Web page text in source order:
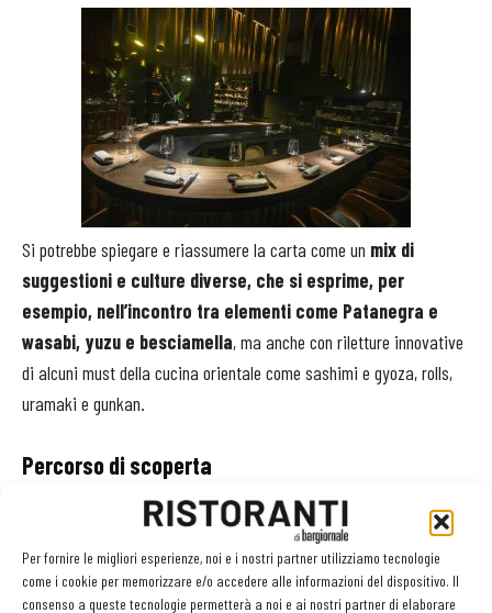
Per fornire le migliori esperienze, noi e i nostri partner utilizziamo tecnologie
come i cookie per memorizzare e/o accedere alle informazioni del dispositivo. Il
consenso a queste tecnologie permetterà a noi e ai nostri partner di elaborare
Si potrebbe spiegare e riassumere la carta come un mix di
suggestioni e culture diverse, che si esprime, per
esempio, nell’incontro tra elementi come Patanegra e
wasabi, yuzu e besciamella, ma anche con riletture innovative
di alcuni must della cucina orientale come sashimi e gyoza, rolls,
uramaki e gunkan.
Percorso di scoperta
Okabe propone anche un percorso alla scoperta dei piatti
che meglio esprimono lo stile del View Live Restaurant
L’apertura è affidata all’antipasto C’era una volta il Finger Food,
composto da quattro assaggi al cucchiaio attraverso i quali lo chef